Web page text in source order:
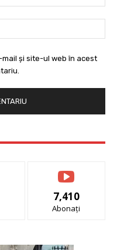
și site-ul web în acest
7,410
Abonați